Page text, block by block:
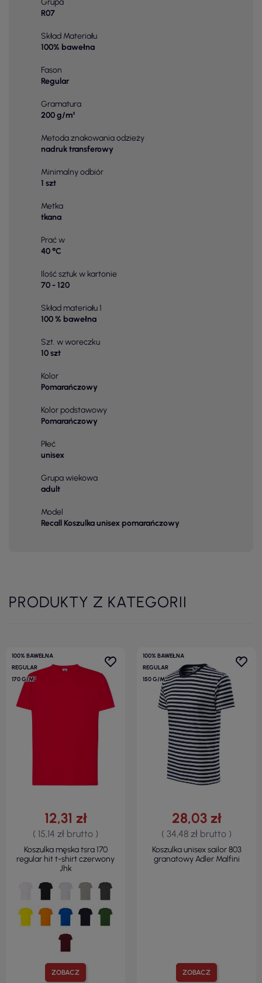
Grupa
R07
Skład Materiału
100% bawełna
Fason
Regular
Gramatura
200 g/m²
Metoda znakowania odzieży
nadruk transferowy
Minimalny odbiór
1 szt
Metka
tkana
Prać w
40 °C
Ilość sztuk w kartonie
70 - 120
Skład materiału 1
100 % bawełna
Szt. w woreczku
10 szt
Kolor
Pomarańczowy
Kolor podstawowy
Pomarańczowy
Płeć
unisex
Grupa wiekowa
adult
Model
Recall Koszulka unisex pomarańczowy
PRODUKTY Z KATEGORII
100% BAWEŁNA
REGULAR
170 G/M²
ZOBACZ
12,31 zł
( 15,14 zł brutto )
Koszulka męska tsra 170
regular hit t-shirt czerwony
Jhk
100% BAWEŁNA
REGULAR
150 G/M²
ZOBACZ
28,03 zł
( 34,48 zł brutto )
Koszulka unisex sailor 803
granatowy Adler Malfini